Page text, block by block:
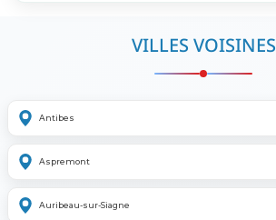
VILLES VOISINES
Antibes
Aspremont
Auribeau-sur-Siagne